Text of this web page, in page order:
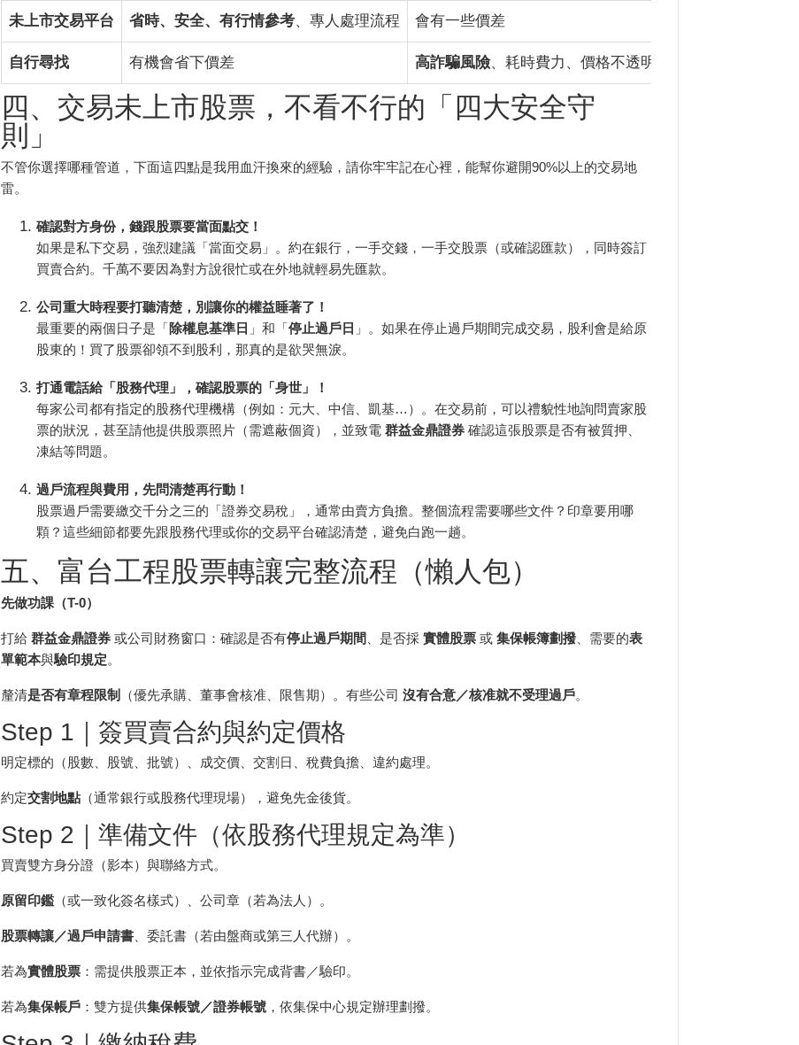
未上市交易平台 省時、安全、有行情參考、專人處理流程 會有一些價差
自行尋找 有機會省下價差 高詐騙風險、耗時費力、價格不透明、流程複雜
四、交易未上市股票，不看不行的「四大安全守
則」
不管你選擇哪種管道，下面這四點是我用血汗換來的經驗，請你牢牢記在心裡，能幫你避開90%以上的交易地
雷。
確認對方身份，錢跟股票要當面點交！
如果是私下交易，強烈建議「當面交易」。約在銀行，一手交錢，一手交股票（或確認匯款），同時簽訂
買賣合約。千萬不要因為對方說很忙或在外地就輕易先匯款。
公司重大時程要打聽清楚，別讓你的權益睡著了！
最重要的兩個日子是「除權息基準日 」和「停止過戶日 」。如果在停止過戶期間完成交易，股利會是給原
股東的！買了股票卻領不到股利，那真的是欲哭無淚。
打通電話給「股務代理」，確認股票的「身世」！
每家公司都有指定的股務代理機構（例如：元大、中信、凱基…）。在交易前，可以禮貌性地詢問賣家股
票的狀況，甚至請他提供股票照片（需遮蔽個資），並致電群益金鼎證券 確認這張股票是否有被質押、
凍結等問題。
過戶流程與費用，先問清楚再行動！
股票過戶需要繳交千分之三的「證券交易稅」，通常由賣方負擔。整個流程需要哪些文件？印章要用哪
顆？這些細節都要先跟股務代理或你的交易平台確認清楚，避免白跑一趟。
五、富台工程股票轉讓完整流程（懶人包）
先做功課（T-0）
打給群益金鼎證券 或公司財務窗口：確認是否有停止過戶期間 、是否採實體股票 或集保帳簿劃撥 、需要的表
單範本與驗印規定。
釐清是否有章程限制 （優先承購、董事會核准、限售期）。有些公司沒有合意／核准就不受理過戶。
Step 1｜簽買賣合約與約定價格
明定標的（股數、股號、批號）、成交價、交割日、稅費負擔、違約處理。
約定交割地點 （通常銀行或股務代理現場），避免先金後貨。
Step 2｜準備文件（依股務代理規定為準）
買賣雙方身分證（影本）與聯絡方式。
原留印鑑 （或一致化簽名樣式）、公司章（若為法人）。
股票轉讓／過戶申請書 、委託書（若由盤商或第三人代辦）。
若為實體股票 ：需提供股票正本，並依指示完成背書／驗印。
若為集保帳戶 ：雙方提供集保帳號／證券帳號 ，依集保中心規定辦理劃撥。